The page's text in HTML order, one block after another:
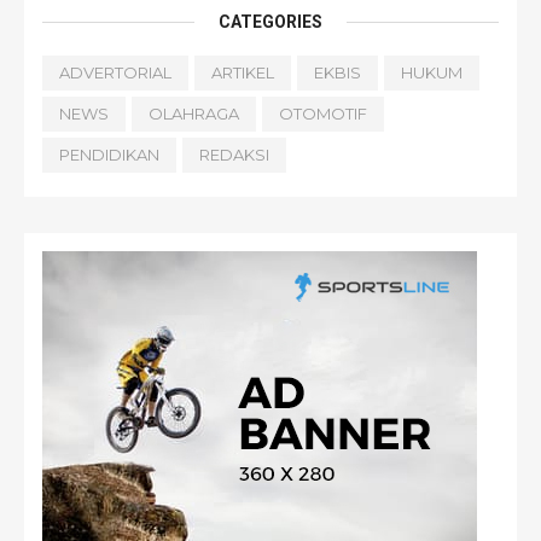
CATEGORIES
ADVERTORIAL ARTIKEL EKBIS HUKUM
NEWS OLAHRAGA OTOMOTIF
PENDIDIKAN REDAKSI